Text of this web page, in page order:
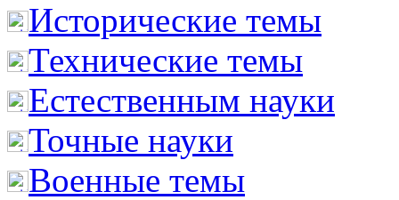
Исторические темы
Технические темы
Естественным науки
Точные науки
Военные темы